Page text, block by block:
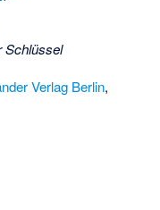
Schlüssel
Verlag Berlin,